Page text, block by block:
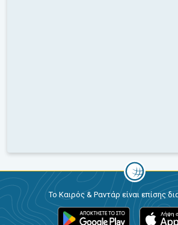
Το Καιρός & Ραντάρ είναι επίσης